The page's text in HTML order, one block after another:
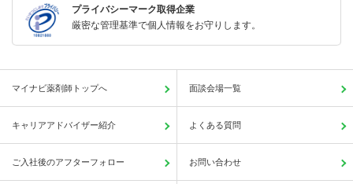
プライバシーマーク取得企業
厳密な管理基準で個人情報をお守りします。
マイナビ薬剤師トップへ 面談会場一覧
キャリアアドバイザー紹介 よくある質問
ご入社後のアフターフォロー お問い合わせ